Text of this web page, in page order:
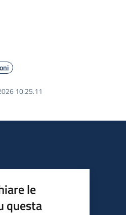
10:25.11
le
questa